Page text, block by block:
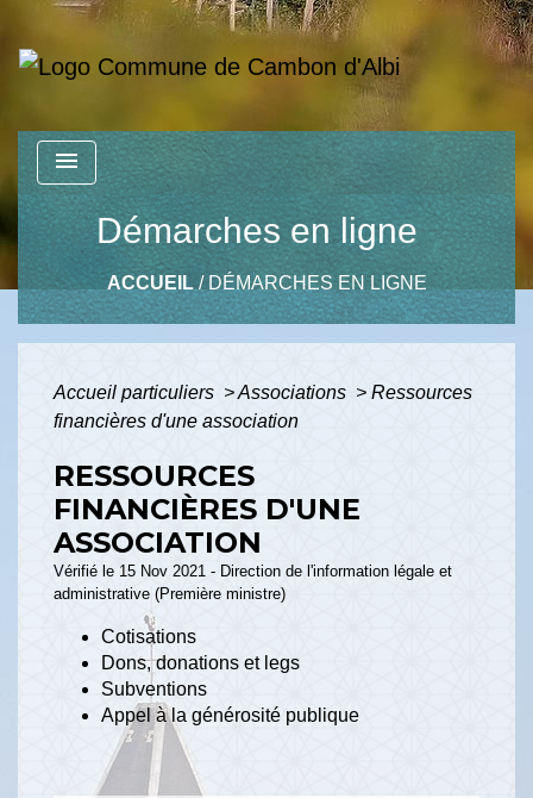
menu
Démarches en ligne
ACCUEIL/ DÉMARCHES EN LIGNE
Accueil particuliers >Associations > Ressources
financières d'une association
RESSOURCES
FINANCIÈRES D'UNE
ASSOCIATION
Vérifié le 15 Nov 2021 - Direction de l'information légale et
administrative (Première ministre)
Cotisations
Dons, donations et legs
Subventions
Appel à la générosité publique